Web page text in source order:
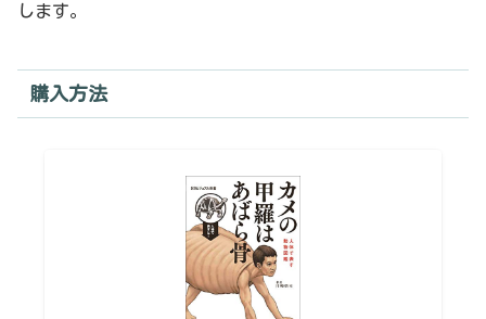
します。
購入方法